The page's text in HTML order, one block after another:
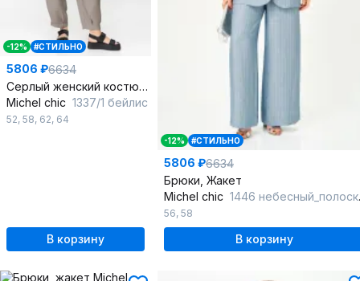
-12% #СТИЛЬНО
5806 ₽6634
Серлый женский костюм из льна-вишера с укороченным жакетом
Michel chic 1337/1 бейлис
52, 58, 62, 64
В корзину
-12% #СТИЛЬНО
5806 ₽6634
Брюки, Жакет
Michel chic 1446 небесный_полоска_светлая
56, 58
В корзину